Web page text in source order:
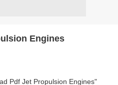
Engines